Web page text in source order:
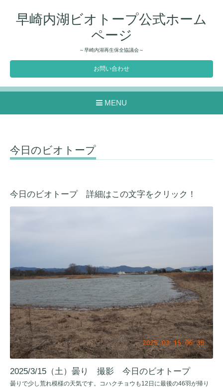
早崎内湖ビオトープ公式ホーム
ページ
～早崎内湖再生保全協議会～
お問い合わせ
MENU
今日のビオトープ
今日のビオトープ 詳細はこの文字をクリック！
2025/3/15（土）曇り 撮影 今日のビオトープ
曇りで少し荒れ模様の天気です。コハクチョウも12日に最後の46羽が帰り